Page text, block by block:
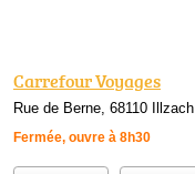
Carrefour Voyages
Rue de Berne, 68110 Illzach
Fermée, ouvre à 8h30